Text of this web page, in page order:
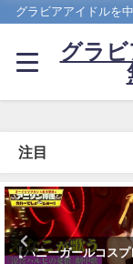
グラビアアイドルを
グラ
注目
櫻井音乃 写真集PV -